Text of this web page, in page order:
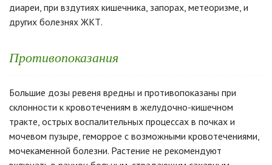
диареи, при вздутиях кишечника, запорах, метеоризме, и
других болезнях ЖКТ.
Противопоказания
Большие дозы ревеня вредны и противопоказаны при
склонности к кровотечениям в желудочно-кишечном
тракте, острых воспалительных процессах в почках и
мочевом пузыре, геморрое с возможными кровотечениями,
мочекаменной болезни. Растение не рекомендуют